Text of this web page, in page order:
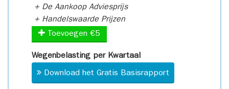
+ De Aankoop Adviesprijs
+ Handelswaarde Prijzen
Toevoegen €5
Wegenbelasting per Kwartaal
Download het Gratis Basisrapport